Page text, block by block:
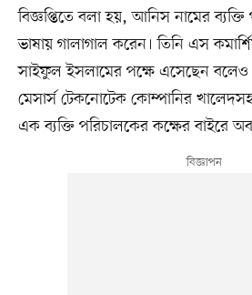
বিজ্ঞপ্তিতে বলা হয়, আনিস নামের
ভাষায় গালাগাল করেন। তিনি এস
সাইফুল ইসলামের পক্ষে এসেছেন
মেসার্স টেকনোটেক কোম্পানির
এক ব্যক্তি পরিচালকের কক্ষের বাইরে